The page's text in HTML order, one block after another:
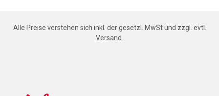
Alle Preise verstehen sich inkl. der gesetzl. MwSt und zzgl. evtl.
Versand